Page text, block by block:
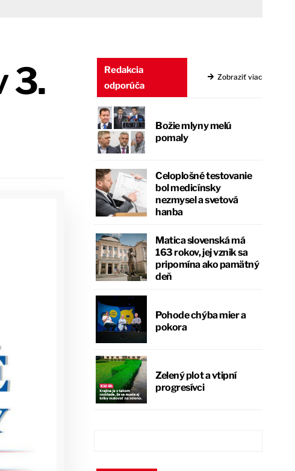
3.
Redakcia
odporúča
Zobraziť viac
Božie mlyny melú
pomaly
Celoplošné testovanie
bol medicínsky
nezmysel a svetová
hanba
Matica slovenská má
163 rokov, jej vznik sa
pripomína ako pamätný
deň
Pohode chýba mier a
pokora
Zelený plot a vtipní
progresívci